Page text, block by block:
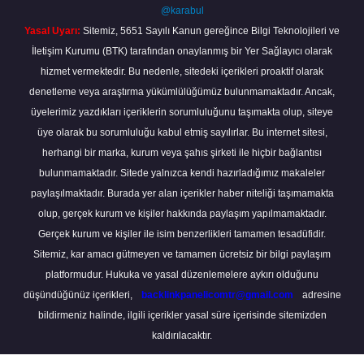
@karabul
Yasal Uyarı: Sitemiz, 5651 Sayılı Kanun gereğince Bilgi Teknolojileri ve
İletişim Kurumu (BTK) tarafından onaylanmış bir Yer Sağlayıcı olarak
hizmet vermektedir. Bu nedenle, sitedeki içerikleri proaktif olarak
denetleme veya araştırma yükümlülüğümüz bulunmamaktadır. Ancak,
üyelerimiz yazdıkları içeriklerin sorumluluğunu taşımakta olup, siteye
üye olarak bu sorumluluğu kabul etmiş sayılırlar. Bu internet sitesi,
herhangi bir marka, kurum veya şahıs şirketi ile hiçbir bağlantısı
bulunmamaktadır. Sitede yalnızca kendi hazırladığımız makaleler
paylaşılmaktadır. Burada yer alan içerikler haber niteliği taşımamakta
olup, gerçek kurum ve kişiler hakkında paylaşım yapılmamaktadır.
Gerçek kurum ve kişiler ile isim benzerlikleri tamamen tesadüfidir.
Sitemiz, kar amacı gütmeyen ve tamamen ücretsiz bir bilgi paylaşım
platformudur. Hukuka ve yasal düzenlemelere aykırı olduğunu
düşündüğünüz içerikleri,
backlinkpanelicomtr@gmail.com
adresine
bildirmeniz halinde, ilgili içerikler yasal süre içerisinde sitemizden
kaldırılacaktır.